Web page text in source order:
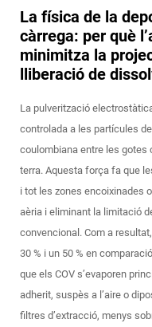
La física de la
càrrega: per què
minimitza la
lliberació de
La pulverització
controlada a les partícules
coulombiana entre les
terra. Aquesta força fa que
i tot les zones encoixinades
aèria i eliminant la limitació
convencional. Com a
30 % i un 50 % en
que els COV s’evaporen
adherit, suspès a l’aire o
filtres d’extracció, menys